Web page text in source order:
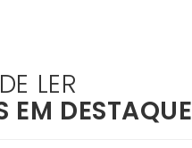
LER
EM DESTAQUE